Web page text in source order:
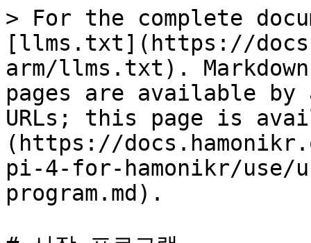
> For the complete
[llms.txt](https://
arm/llms.txt).
pages are available by
URLs; this page is
(https://
pi-4-for-hamonikr/use/
program.md).